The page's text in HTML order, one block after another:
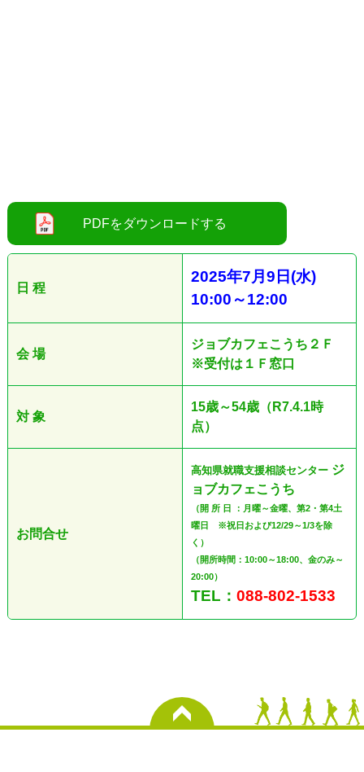
日 程
2025年7月9 日 (水)
10:00 ～12:00
会 場
ジョブカフェこうち２Ｆ
※受付は１Ｆ窓口
対 象
15歳～54歳（R7.4.1時
点）
お問合せ
高知県就職支援相談センター ジ
ョブカフェこうち
（開 所 日 ：月曜～金曜、第2・第4土
曜日 ※祝日および12/29～1/3を除
く）
（開所時間：10:00～18:00、金のみ～
20:00）
TEL： 088-802-1533